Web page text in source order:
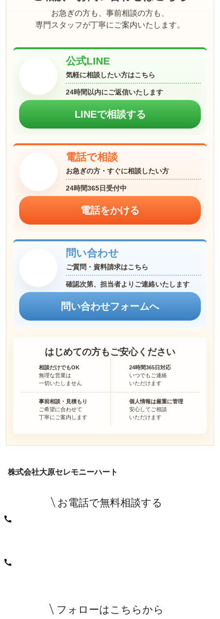
お急ぎの方も、事前相談の方も、
専門スタッフが丁寧にご案内いたします。
公式LINE
気軽に相談したい方はこちら
24時間以内にご返信いたします
LINEで相談する
電話で相談
お急ぎの方・すぐに相談したい方
24時間365日受付中
問い合わせ
ご質問・資料請求はこちら
確認次第、担当者よりご連絡いたします
問い合わせフォームへ
はじめての方もご安心ください
相談だけでもOK
無理な営業は
一切いたしません
24時間365日対応
いつでもご連絡
いただけます
事前相談・見積もり
ご希望に合わせて
丁寧にご案内します
個人情報は厳重に管理
安心してご相談
いただけます
株式会社大原セレモニーハート
お電話で無料相談する
フォローはこちらから